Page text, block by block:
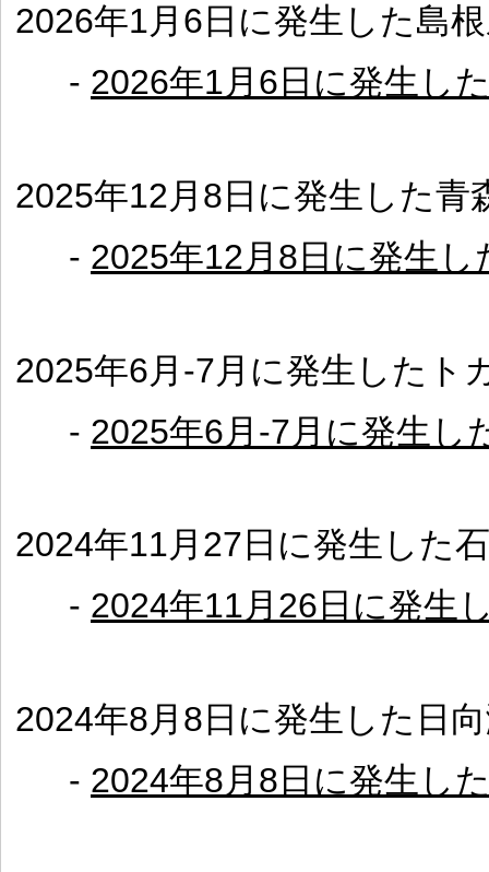
2026年1月6日に発生した島
- 2026年1月6日に発生し
2025年12月8日に発生した青
- 2025年12月8日に発生
2025年6月-7月に発生したト
- 2025年6月-7月に発生し
2024年11月27日に発生した
- 2024年11月26日に発生
2024年8月8日に発生した日
- 2024年8月8日に発生し